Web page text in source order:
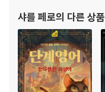
[도서] The Gift of the
나무 이야기
영어 독해 및 어린이 영어
즈의 개정판! 시간이 지나
수, 어휘 수, 어휘 난이도,
가장 많이 알려져 페로는 ‘
샤를 페로의 다른 상품